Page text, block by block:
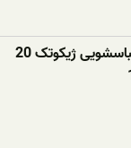
قیمت پودر ماشین لباسشویی ژیکوتک 20